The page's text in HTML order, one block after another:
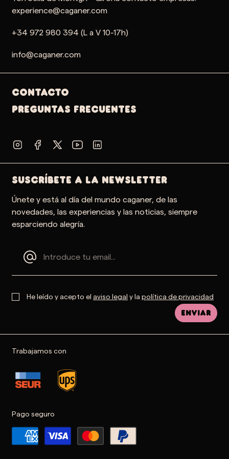
experience@caganer.com
+34 972 980 394 (L a V 10-17h)
info@caganer.com
Contacto
PREGUNTAS FRECUENTES
SUSCRÍBETE A LA NEWSLETTER
Únete y está al día del mundo caganer, de las
novedades, las experiencias y las noticias, siempre
esparciendo alegría.
He leído y acepto el aviso legal y la política de privacidad
Enviar
Trabajamos con
Pago seguro